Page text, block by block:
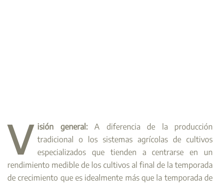
V isión general:A diferencia de la producción
tradicional o los sistemas agrícolas de cultivos
especializados que tienden a centrarse en un
rendimiento medible de los cultivos al final de la temporada
de crecimiento que es idealmente más que la temporada de